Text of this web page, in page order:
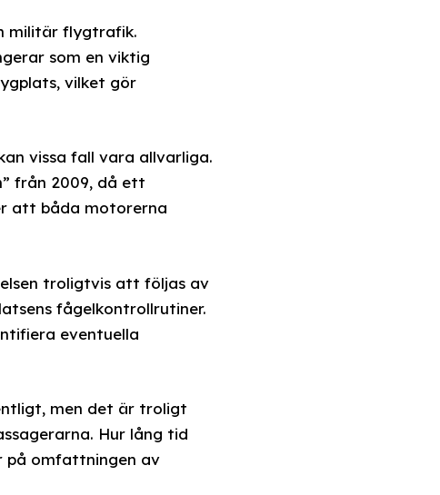
militär flygtrafik.
som en viktig
vilket gör
vissa fall vara allvarliga.
från 2009, då ett
att båda motorerna
troligtvis att följas av
fågelkontrollrutiner.
eventuella
men det är troligt
Hur lång tid
på omfattningen av